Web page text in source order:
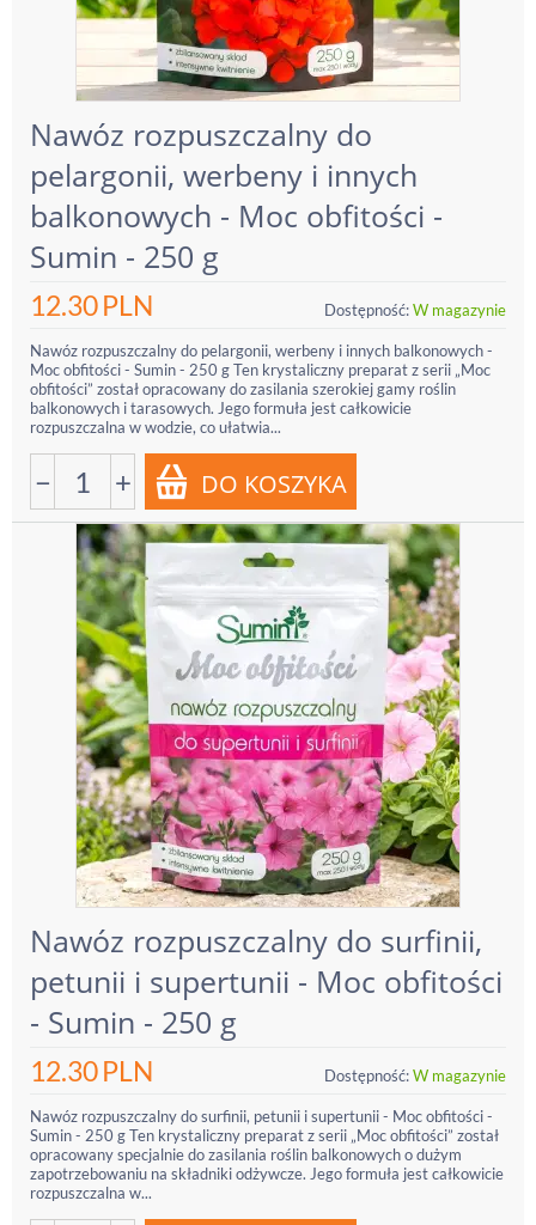
Nawóz rozpuszczalny do
pelargonii, werbeny i innych
balkonowych - Moc obfitości -
Sumin - 250 g
12.30PLN Dostępność:W magazynie
Nawóz rozpuszczalny do pelargonii, werbeny i innych balkonowych -
Moc obfitości - Sumin - 250 g Ten krystaliczny preparat z serii „Moc
obfitości” został opracowany do zasilania szerokiej gamy roślin
balkonowych i tarasowych. Jego formuła jest całkowicie
rozpuszczalna w wodzie, co ułatwia...
− +
Nawóz rozpuszczalny do surfinii,
petunii i supertunii - Moc obfitości
- Sumin - 250 g
12.30PLN Dostępność:W magazynie
Nawóz rozpuszczalny do surfinii, petunii i supertunii - Moc obfitości -
Sumin - 250 g Ten krystaliczny preparat z serii „Moc obfitości” został
opracowany specjalnie do zasilania roślin balkonowych o dużym
zapotrzebowaniu na składniki odżywcze. Jego formuła jest całkowicie
rozpuszczalna w...